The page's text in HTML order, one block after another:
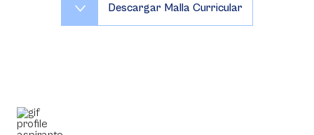
Descargar Malla Curricular